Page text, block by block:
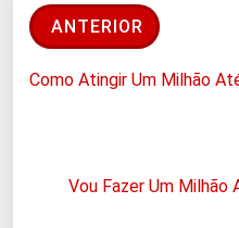
ANTERIOR
Como Atingir Um Milhão
Vou Fazer Um Milhão